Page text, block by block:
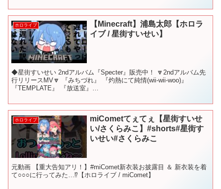
ホロライブ
【Minecraft】浦島太郎【ホロラ
イブ / 星街すいせい】
◆星街すいせい 2ndアルバム『Specter』販売中！ 🔽2ndアルバム先
行リリースMV🔽 『みちづれ』 『灼熱にて純情(wii-wii-woo)』
『TEMPLATE』 『放送室』
ホロライブ
miCometてぇてぇ【星街すいせ
い/さくらみこ】#shorts#星街す
いせい#さくらみこ
元動画 【重大告知アリ！】#miComet新衣装お披露目 ＆ 新衣装を着
て○○○に行ってみた…⁉【ホロライブ / miComet】